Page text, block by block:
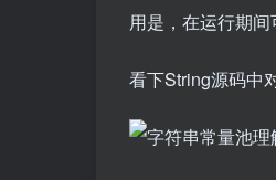
用是，在运行期间
看下String源码中